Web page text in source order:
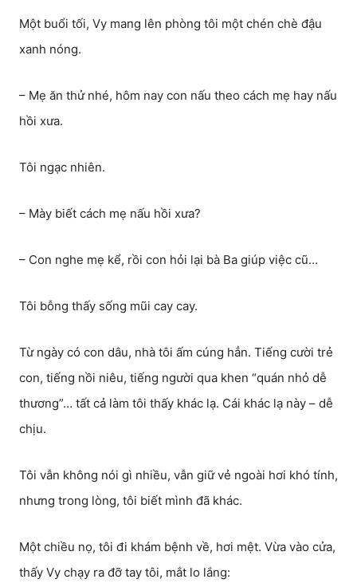
Một buổi tối, Vy mang lên phòng tôi một chén chè đậu
xanh nóng.
– Mẹ ăn thử nhé, hôm nay con nấu theo cách mẹ hay nấu
hồi xưa.
Tôi ngạc nhiên.
– Mày biết cách mẹ nấu hồi xưa?
– Con nghe mẹ kể, rồi con hỏi lại bà Ba giúp việc cũ…
Tôi bỗng thấy sống mũi cay cay.
Từ ngày có con dâu, nhà tôi ấm cúng hẳn. Tiếng cười trẻ
con, tiếng nồi niêu, tiếng người qua khen “quán nhỏ dễ
thương”… tất cả làm tôi thấy khác lạ. Cái khác lạ này – dễ
chịu.
Tôi vẫn không nói gì nhiều, vẫn giữ vẻ ngoài hơi khó tính,
nhưng trong lòng, tôi biết mình đã khác.
Một chiều nọ, tôi đi khám bệnh về, hơi mệt. Vừa vào cửa,
thấy Vy chạy ra đỡ tay tôi, mắt lo lắng: